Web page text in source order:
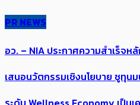
PR NEWS
อว. – NIA ประกาศความสำเร็จ
เสนอนวัตกรรมเชิงนโยบาย ชูทุ